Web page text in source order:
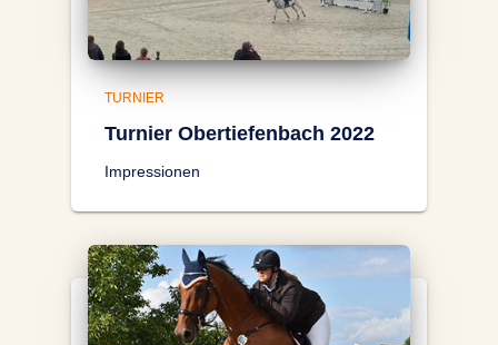
TURNIER
Turnier Obertiefenbach 2022
Impressionen